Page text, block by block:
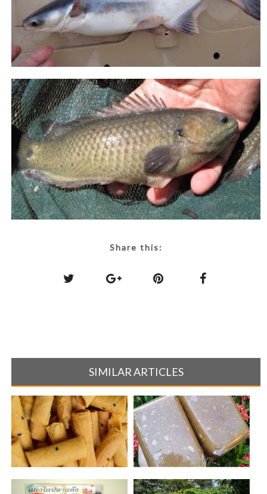
Share this:
SIMILAR ARTICLES
ขนมทองม้วน ทุเรียนกวนโต๊ะเด็ง